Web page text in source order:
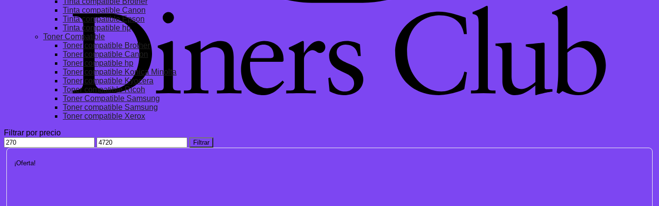
Tinta compatible Canon
Tinta compatible Epson
Tinta compatible hp
Toner Compatible
Toner compatible Brother
Toner compatible Canon
Toner compatible hp
Toner compatible Konica Minolta
Toner compatible Kyocera
Toner compatible Ricoh
Toner Compatible Samsung
Toner compatible Samsung
Toner compatible Xerox
Filtrar por precio
Precio
mínimo
Precio
máximo
Filtrar
¡Oferta!